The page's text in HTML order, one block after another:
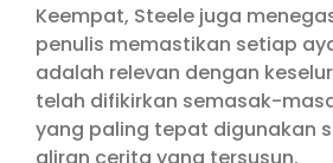
Keempat, Steele juga
penulis memastikan setiap
adalah relevan dengan
telah difikirkan semasak-
yang paling tepat digunakan
aliran cerita yang tersusun.